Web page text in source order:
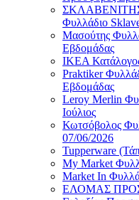
ΣΚΛΑΒΕΝΙΤΗΣ
Φυλλάδιο
Μασούτης
Εβδομάδας
ΙΚΕΑ
Praktiker
Εβδομάδας
Leroy Merlin
Ιούλιος
Κωτσόβολος
07/06/2026
Tupperware
My Market
Market In
ΕΛΟΜΑΣ